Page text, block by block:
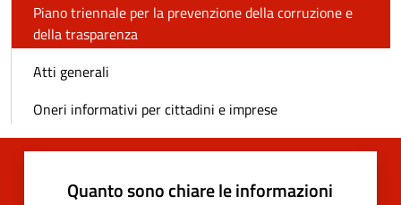
Piano triennale per la prevenzione della corruzione e
della trasparenza
Atti generali
Oneri informativi per cittadini e imprese
Quanto sono chiare le informazioni